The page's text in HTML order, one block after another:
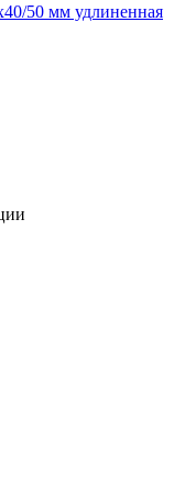
50 мм удлиненная